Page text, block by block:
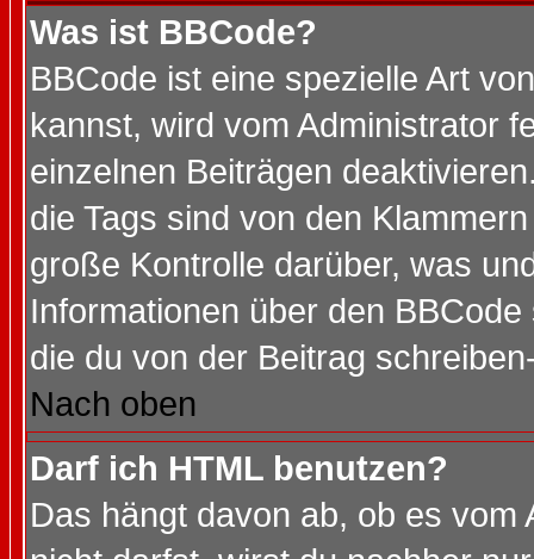
Was ist BBCode?
BBCode ist eine spezielle Art
kannst, wird vom Administrator
einzelnen Beiträgen
die Tags sind von den
große Kontrolle darüber, was
Informationen über den
die du von der Beitrag
Nach oben
Darf ich HTML benutzen?
Das hängt davon ab, ob es